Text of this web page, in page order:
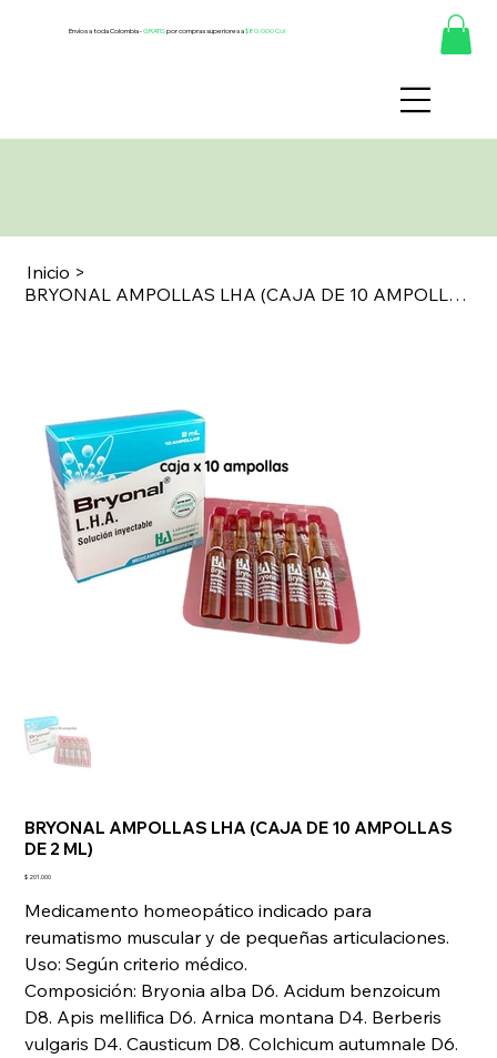
Envíos a toda Colombia -GRATISpor compras superiores a$80.000 Col
Inicio >
BRYONAL AMPOLLAS LHA (CAJA DE 10 AMPOLLAS DE 2 ML)
BRYONAL AMPOLLAS LHA (CAJA DE 10 AMPOLLAS
DE 2 ML)
Precio
$ 201.000
Medicamento homeopático indicado para
reumatismo muscular y de pequeñas articulaciones.
Uso: Según criterio médico.
Composición: Bryonia alba D6. Acidum benzoicum
D8. Apis mellifica D6. Arnica montana D4. Berberis
vulgaris D4. Causticum D8. Colchicum autumnale D6.